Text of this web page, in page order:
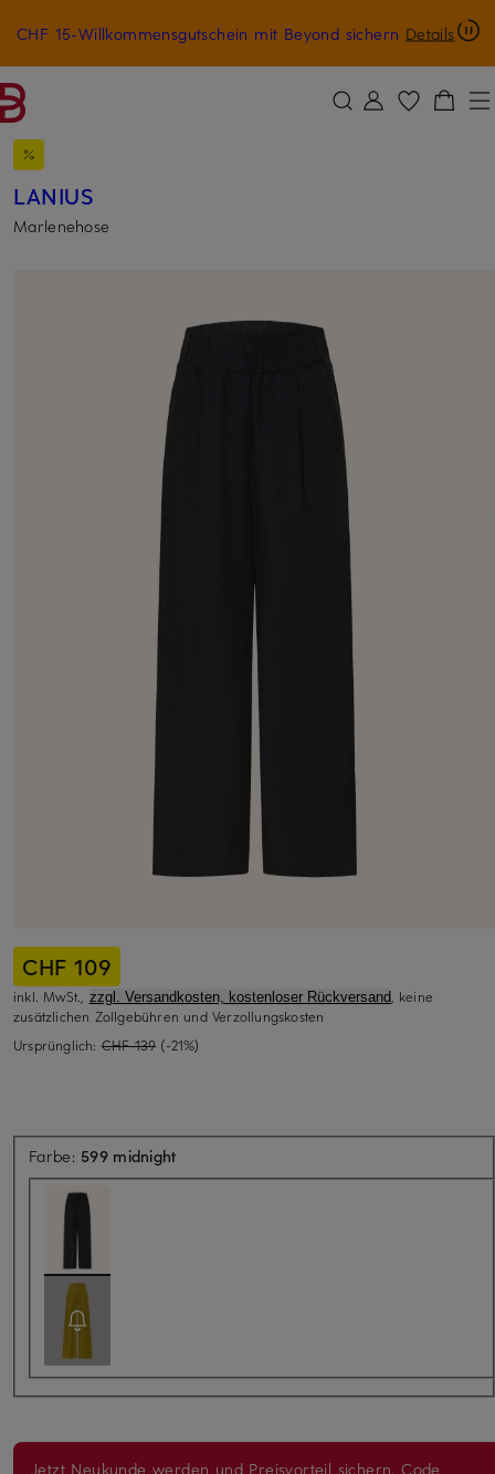
ZUM HAUPTINHALT ÜBERSPRINGEN ZUM SUCHFELD ÜBERSPRINGEN
CHF 15-Willkommensgutschein mit Beyond sichern Details
LANIUS
Marlenehose
CHF 109
inkl. MwSt., zzgl. Versandkosten, kostenloser Rückversand, keine
zusätzlichen Zollgebühren und Verzollungskosten
Ursprünglich: CHF 139 (-21%)
Farbe: 599 midnight
Jetzt Neukunde werden und Preisvorteil sichern. Code